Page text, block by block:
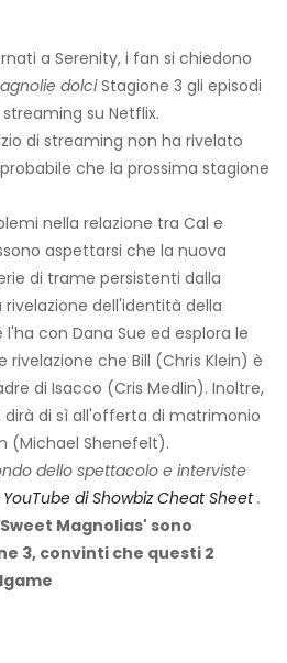
a Serenity, i fan si chiedono
dolciStagione 3 gli episodi
su Netflix.
di streaming non ha rivelato
che la prossima stagione
nella relazione tra Cal e
aspettarsi che la nuova
di trame persistenti dalla
dell'identità della
con Dana Sue ed esplora le
che Bill (Chris Klein) è
di Isacco (Cris Medlin). Inoltre,
dirà di sì all'offerta di matrimonio
(Michael Shenefelt).
dello spettacolo e interviste
di Showbiz Cheat Sheet .
Magnolias' sono
3, convinti che questi 2